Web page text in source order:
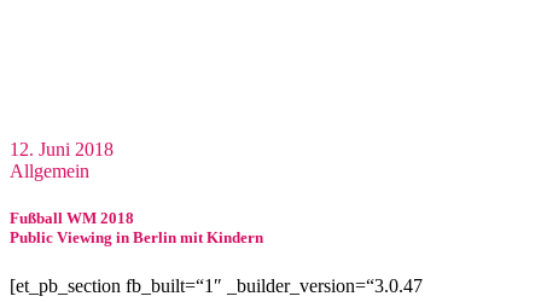
12. Juni 2018
Allgemein
Fußball WM 2018
Public Viewing in Berlin mit Kindern
[et_pb_section fb_built=“1″ _builder_version=“3.0.47